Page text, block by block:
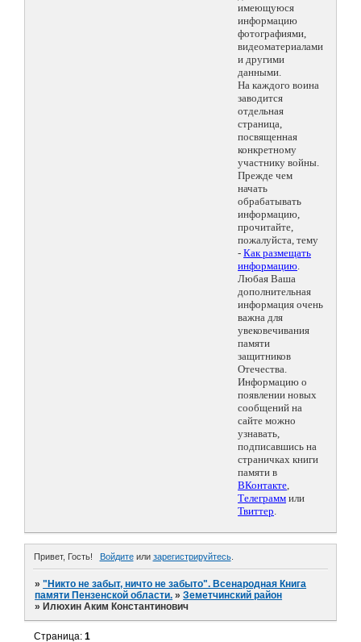
имеющуюся
информацию
фотографиями,
видеоматериалами
и другими
данными.
На каждого воина
заводится
отдельная
страница,
посвященная
конкретному
участнику войны.
Прежде чем
начать
обрабатывать
информацию,
прочитайте,
пожалуйста, тему
- Как размещать
информацию.
Любая Ваша
дополнительная
информация очень
важна для
увековечивания
памяти
защитников
Отечества.
Информацию о
появлении новых
сообщений на
сайте можно
узнавать,
подписавшись на
страничках книги
памяти в
ВКонтакте,
Телеграмм или
Твиттер.
Привет, Гость! Войдитеили зарегистрируйтесь.
»"Никто не забыт, ничто не забыто". Всенародная Книга
памяти Пензенской области. »Земетчинский район
» Илюхин Аким Константинович
Страница:1